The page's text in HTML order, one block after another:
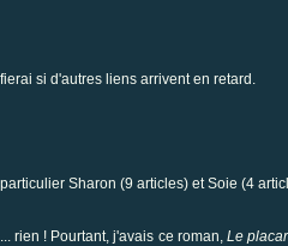
si d'autres liens arrivent en retard.
Sharon (9 articles) et Soie (4
rien ! Pourtant, j'avais ce roman, Le